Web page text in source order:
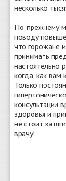
несколько
По-прежнему
поводу
что горожане
принимать
настоятельно
когда, как вам
Только
консультации
здоровья и
не стоит
врачу!